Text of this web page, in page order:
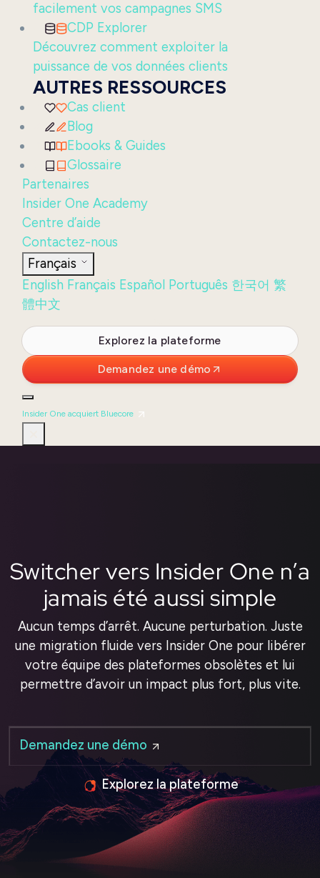
facilement vos campagnes SMS
CDP Explorer
Découvrez comment exploiter la
puissance de vos données clients
AUTRES RESSOURCES
Cas client
Blog
Ebooks & Guides
Glossaire
Partenaires
Insider One Academy
Centre d’aide
Contactez-nous
Français
English Français Español Português 한국어 繁
體中文
Explorez la plateforme
Demandez une démo
Insider One acquiert Bluecore
Switcher vers Insider One n’a
jamais été aussi simple
Aucun temps d’arrêt. Aucune perturbation. Juste
une migration fluide vers Insider One pour libérer
votre équipe des plateformes obsolètes et lui
permettre d’avoir un impact plus fort, plus vite.
Demandez une démo
Explorez la plateforme